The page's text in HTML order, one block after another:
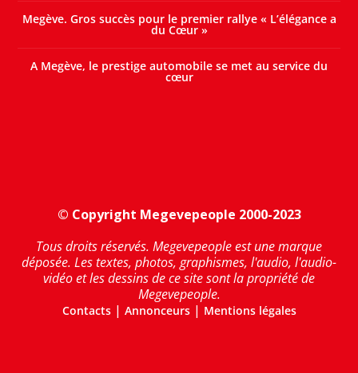
Megève. Gros succès pour le premier rallye « L’élégance a
du Cœur »
A Megève, le prestige automobile se met au service du
cœur
© Copyright Megevepeople 2000-2023
Tous droits réservés. Megevepeople est une marque
déposée. Les textes, photos, graphismes, l'audio, l'audio-
vidéo et les dessins de ce site sont la propriété de
Megevepeople.
Contacts| Annonceurs| Mentions légales